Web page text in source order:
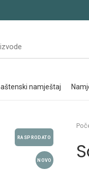
baštenski namještaj
RASPRODATO
NOVO